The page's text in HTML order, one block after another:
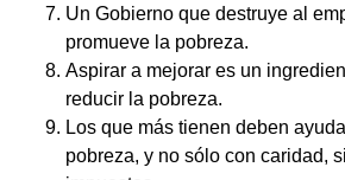
Un Gobierno que destruye al
promueve la pobreza.
Aspirar a mejorar es un
reducir la pobreza.
Los que más tienen deben
pobreza, y no sólo con caridad,